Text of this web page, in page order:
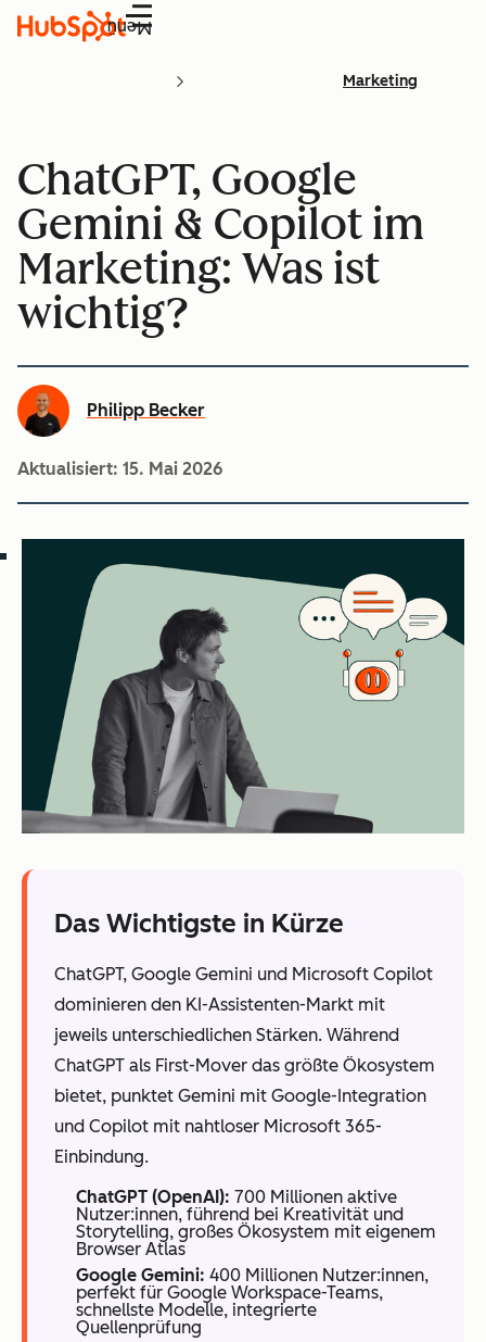
Menü
Marketing
ChatGPT, Google
Gemini & Copilot im
Marketing: Was ist
wichtig?
Philipp Becker
Aktualisiert: 15. Mai 2026
Das Wichtigste in Kürze
ChatGPT, Google Gemini und Microsoft Copilot
dominieren den KI-Assistenten-Markt mit
jeweils unterschiedlichen Stärken. Während
ChatGPT als First-Mover das größte Ökosystem
bietet, punktet Gemini mit Google-Integration
und Copilot mit nahtloser Microsoft 365-
Einbindung.
ChatGPT (OpenAI): 700 Millionen aktive
Nutzer:innen, führend bei Kreativität und
Storytelling, großes Ökosystem mit eigenem
Browser Atlas
Google Gemini: 400 Millionen Nutzer:innen,
perfekt für Google Workspace-Teams,
schnellste Modelle, integrierte
Quellenprüfung